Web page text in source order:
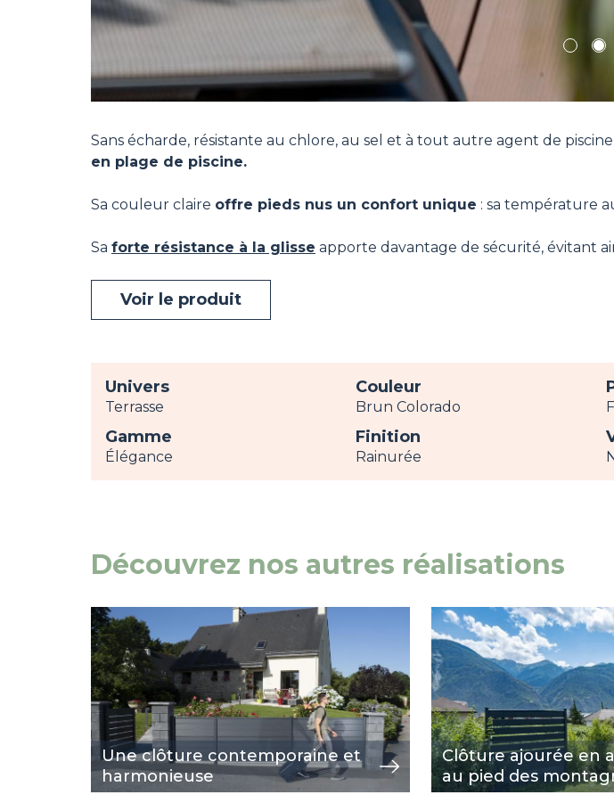
1 2
Sans écharde, résistante au chlore, au sel et à tout autre agent de
en plage de piscine.
Sa couleur claire offre pieds nus un confort unique : sa température
Sa forte résistance à la glisse apporte davantage de sécurité, évitant
Voir le produit
Univers
Terrasse
Gamme
Élégance
Couleur
Brun Colorado
Finition
Rainurée
Découvrez nos autres réalisations
Une clôture contemporaine et
harmonieuse
Image
voir
Clôture ajourée en
au pied des
Image
voir